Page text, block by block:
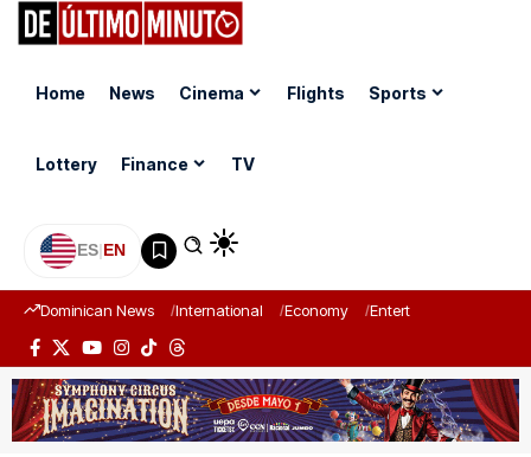
Home News Cinema Flights Sports
Lottery Finance TV
ES|EN
Dominican News International Economy Entertainment